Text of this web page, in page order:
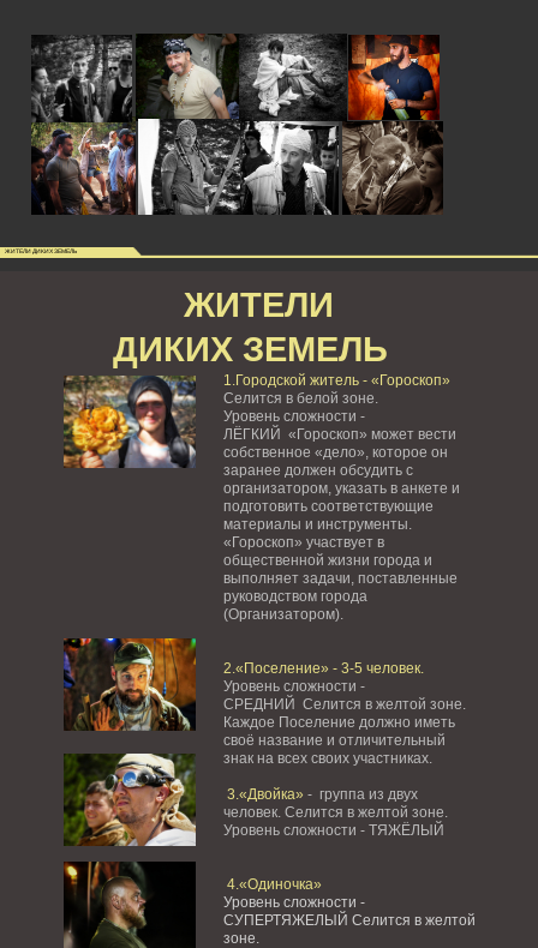
ЖИТЕЛИ ДИКИХ ЗЕМЕЛЬ
ЖИТЕЛИ
ДИКИХ ЗЕМЕЛЬ
1.Городской житель - «Гороскоп»
Селится в белой зоне.
Уровень сложности -
ЛЁГКИЙ «Гороскоп» может вести
собственное «дело», которое он
заранее должен обсудить с
организатором, указать в анкете и
подготовить соответствующие
материалы и инструменты.
«Гороскоп» участвует в
общественной жизни города и
выполняет задачи, поставленные
руководством города
(Организатором).
2.«Поселение» - 3-5 человек.
Уровень сложности -
СРЕДНИЙ Селится в желтой зоне.
Каждое Поселение должно иметь
своё название и отличительный
знак на всех своих участниках.
3.«Двойка» - группа из двух
человек. Селится в желтой зоне.
Уровень сложности - ТЯЖЁЛЫЙ
4.«Одиночка»
Уровень сложности -
СУПЕРТЯЖЕЛЫЙ Селится в желтой
зоне.